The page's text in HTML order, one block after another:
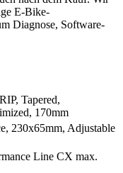
E-Bike-
Diagnose, Software-
Tapered,
170mm
230x65mm, Adjustable
Line CX max.